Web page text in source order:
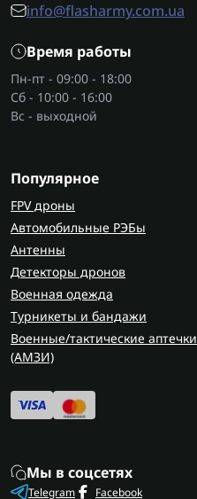
info@flasharmy.com.ua
Время работы
Пн-пт - 09:00 - 18:00
Сб - 10:00 - 16:00
Вс - выходной
Популярное
FPV дроны
Автомобильные РЭБы
Антенны
Детекторы дронов
Военная одежда
Турникеты и бандажи
Военные/тактические аптечки
(AMЗИ)
Мы в соцсетях
Telegram
Facebook